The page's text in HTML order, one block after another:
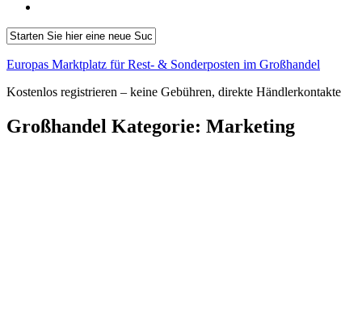
Europas Marktplatz für Rest- & Sonderposten im Großhandel
Kostenlos registrieren – keine Gebühren, direkte Händlerkontakte
Großhandel Kategorie: Marketing